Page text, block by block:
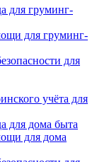
для груминг-
для груминг-
для
учёта для
для дома быта
для дома